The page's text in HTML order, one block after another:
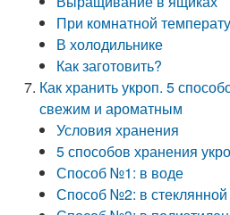
При комнатной
В холодильнике
Как заготовить?
Как хранить укроп. 5
свежим и ароматным
Условия хранения
5 способов хранения
Способ №1: в воде
Способ №2: в стеклянной